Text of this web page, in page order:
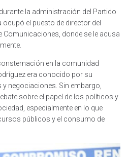
la administración del Partido
el puesto de director del
Comunicaciones, donde se le acusa
en la comunidad
era conocido por su
negociaciones. Sin embargo,
sobre el papel de los políticos y
especialmente en lo que
públicos y el consumo de